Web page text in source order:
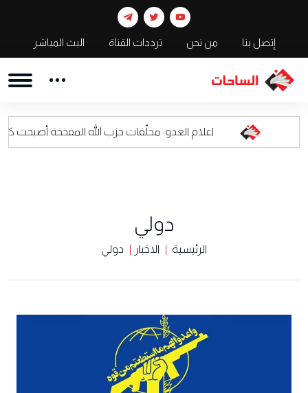
إتصل بنا من نحن ترددات القناة البث المباشر
اعلام العدو: محلّقات حزب الله المفخخة أصبحت كابوسا للقيادة
دولي
الرئيسية الاخبار دولي